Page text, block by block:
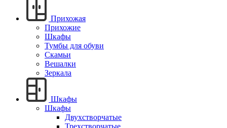
Прихожая
Прихожие
Шкафы
Тумбы для обуви
Скамьи
Вешалки
Зеркала
Шкафы
Шкафы
Двухстворчатые